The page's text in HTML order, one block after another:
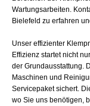
Wartungsarbeiten.
Bielefeld zu erfahren
Unser effizienter
Effizienz startet nicht
der Grundausstattung.
Maschinen und
Servicepaket sichert.
wo Sie uns benötigen,